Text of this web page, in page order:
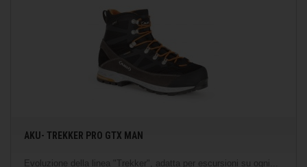
AKU- TREKKER PRO GTX MAN
Evoluzione della linea "Trekker", adatta per escursioni su ogni...